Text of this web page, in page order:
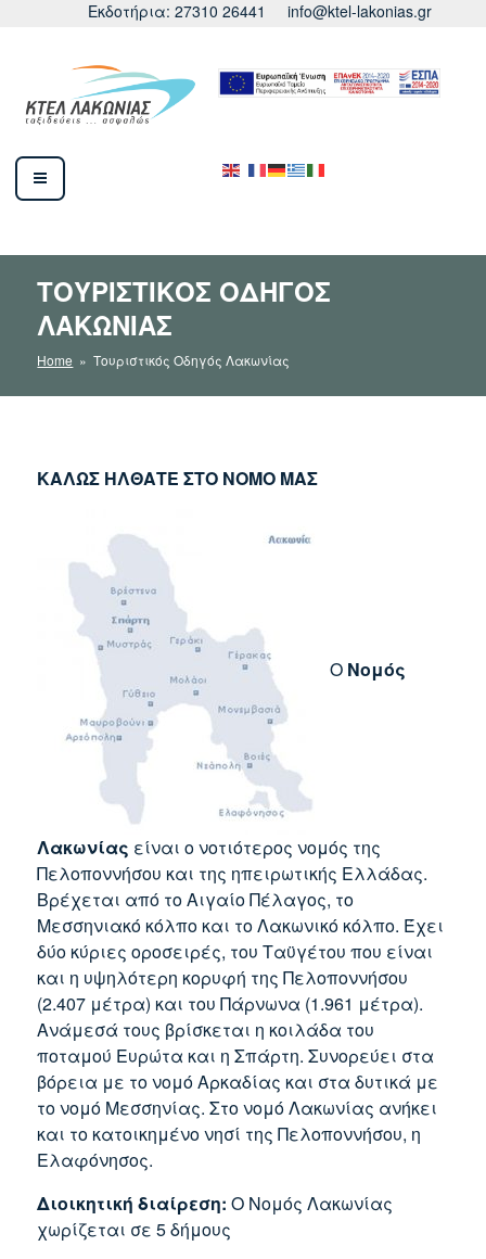
περιεχόμενο
Εκδοτήρια: 27310 26441 info@ktel-lakonias.gr
ΚΤΕΛ ΛΑΚΩΝΙΑΣ
ΤΟΥΡΙΣΤΙΚΌΣ ΟΔΗΓΌΣ
ΛΑΚΩΝΊΑΣ
Home » Τουριστικός Οδηγός Λακωνίας
ΚΑΛΩΣ ΗΛΘΑΤΕ ΣΤΟ ΝΟΜΟ ΜΑΣ
Ο Νομός
Λακωνίας είναι ο νοτιότερος νομός της
Πελοποννήσου και της ηπειρωτικής Ελλάδας.
Βρέχεται από το Αιγαίο Πέλαγος, το
Μεσσηνιακό κόλπο και το Λακωνικό κόλπο. Έχει
δύο κύριες οροσειρές, του Ταϋγέτου που είναι
και η υψηλότερη κορυφή της Πελοποννήσου
(2.407 μέτρα) και του Πάρνωνα (1.961 μέτρα).
Ανάμεσά τους βρίσκεται η κοιλάδα του
ποταμού Ευρώτα και η Σπάρτη. Συνορεύει στα
βόρεια με το νομό Αρκαδίας και στα δυτικά με
το νομό Μεσσηνίας. Στο νομό Λακωνίας ανήκει
και το κατοικημένο νησί της Πελοποννήσου, η
Ελαφόνησος.
Διοικητική διαίρεση: Ο Νομός Λακωνίας
χωρίζεται σε 5 δήμους